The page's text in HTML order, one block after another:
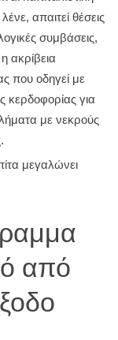
απαιτεί θέσεις
συμβάσεις,
ακρίβεια
που οδηγεί με
κερδοφορίας για
με νεκρούς
μεγαλώνει
από